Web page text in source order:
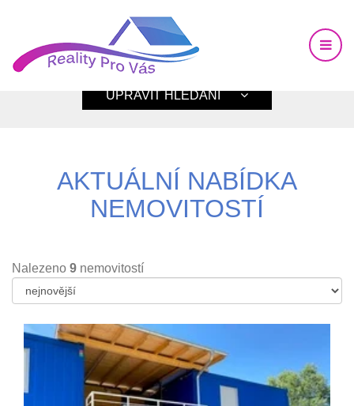
UPRAVIT HLEDÁNÍ
AKTUÁLNÍ NABÍDKA
NEMOVITOSTÍ
Nalezeno 9 nemovitostí